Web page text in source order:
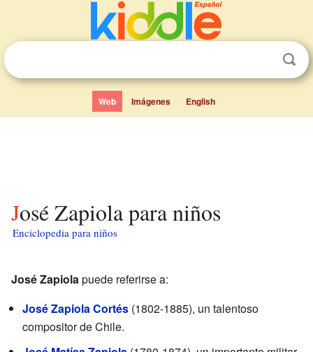
Web Imágenes English
José Zapiola para niños
Enciclopedia para niños
José Zapiolapuede referirse a:
José Zapiola Cortés (1802-1885), un talentoso
compositor de Chile.